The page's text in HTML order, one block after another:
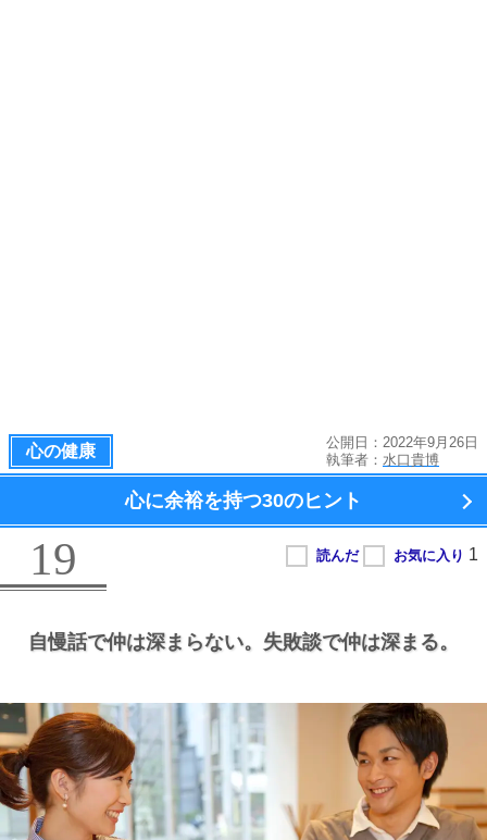
心の健康
公開日：2022年9月26日
執筆者： 水口貴博
心に余裕を持つ30のヒント
19
自慢話で仲は深まらない。 失敗談で仲は深まる。